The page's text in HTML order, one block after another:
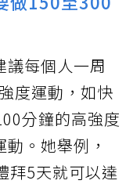
議每個人一周
度運動，如快
分鐘的高強度
。她舉例，
拜5天就可以達